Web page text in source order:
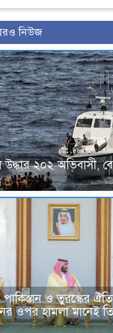
নিউজ
২০২ অভিবাসী,
ও তুরস্কের
ওপর হামলা মানেই